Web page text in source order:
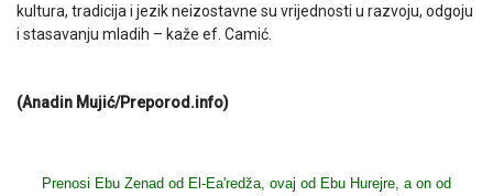
kultura, tradicija i jezik neizostavne su vrijednosti u razvoju, odgoju
i stasavanju mladih – kaže ef. Camić.
(Anadin Mujić/Preporod.info)
Prenosi Ebu Zenad od El-Ea'redža, ovaj od Ebu Hurejre, a on od